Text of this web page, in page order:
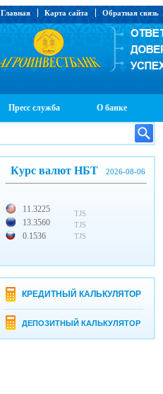
Главная Карта сайта Обратная связь
Пресс служба О банке
Курс валют НБТ 2026-08-06
11.3225
13.3560
0.1536
TJS
TJS
TJS
КРЕДИТНЫЙ КАЛЬКУЛЯТОР
ДЕПОЗИТНЫЙ КАЛЬКУЛЯТОР